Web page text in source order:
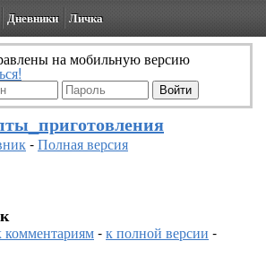
Дневники Личка
на мобильную версию
-Полная версия
комментариям-к полной версии -